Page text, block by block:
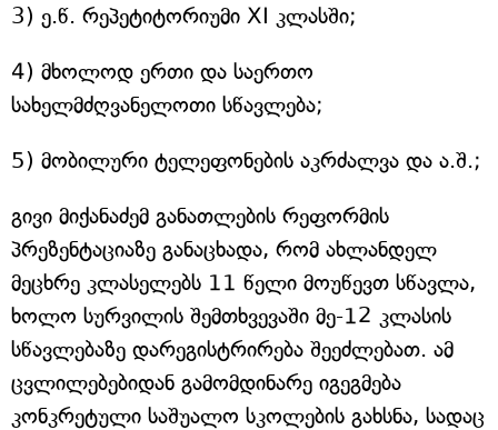
3) ე.წ. რეპეტიტორიუმი XI კლასში;
4) მხოლოდ ერთი და საერთო
სახელმძღვანელოთი სწავლება;
5) მობილური ტელეფონების აკრძალვა და ა.შ.;
გივი მიქანაძემ განათლების რეფორმის
პრეზენტაციაზე განაცხადა, რომ ახლანდელ
მეცხრე კლასელებს 11 წელი მოუწევთ სწავლა,
ხოლო სურვილის შემთხვევაში მე-12 კლასის
სწავლებაზე დარეგისტრირება შეეძლებათ. ამ
ცვლილებებიდან გამომდინარე იგეგმება
კონკრეტული საშუალო სკოლების გახსნა, სადაც